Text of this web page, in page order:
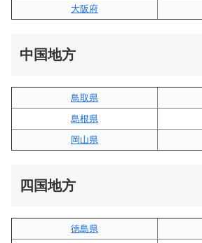
大阪府
中国地方
鳥取県
島根県
岡山県
四国地方
徳島県